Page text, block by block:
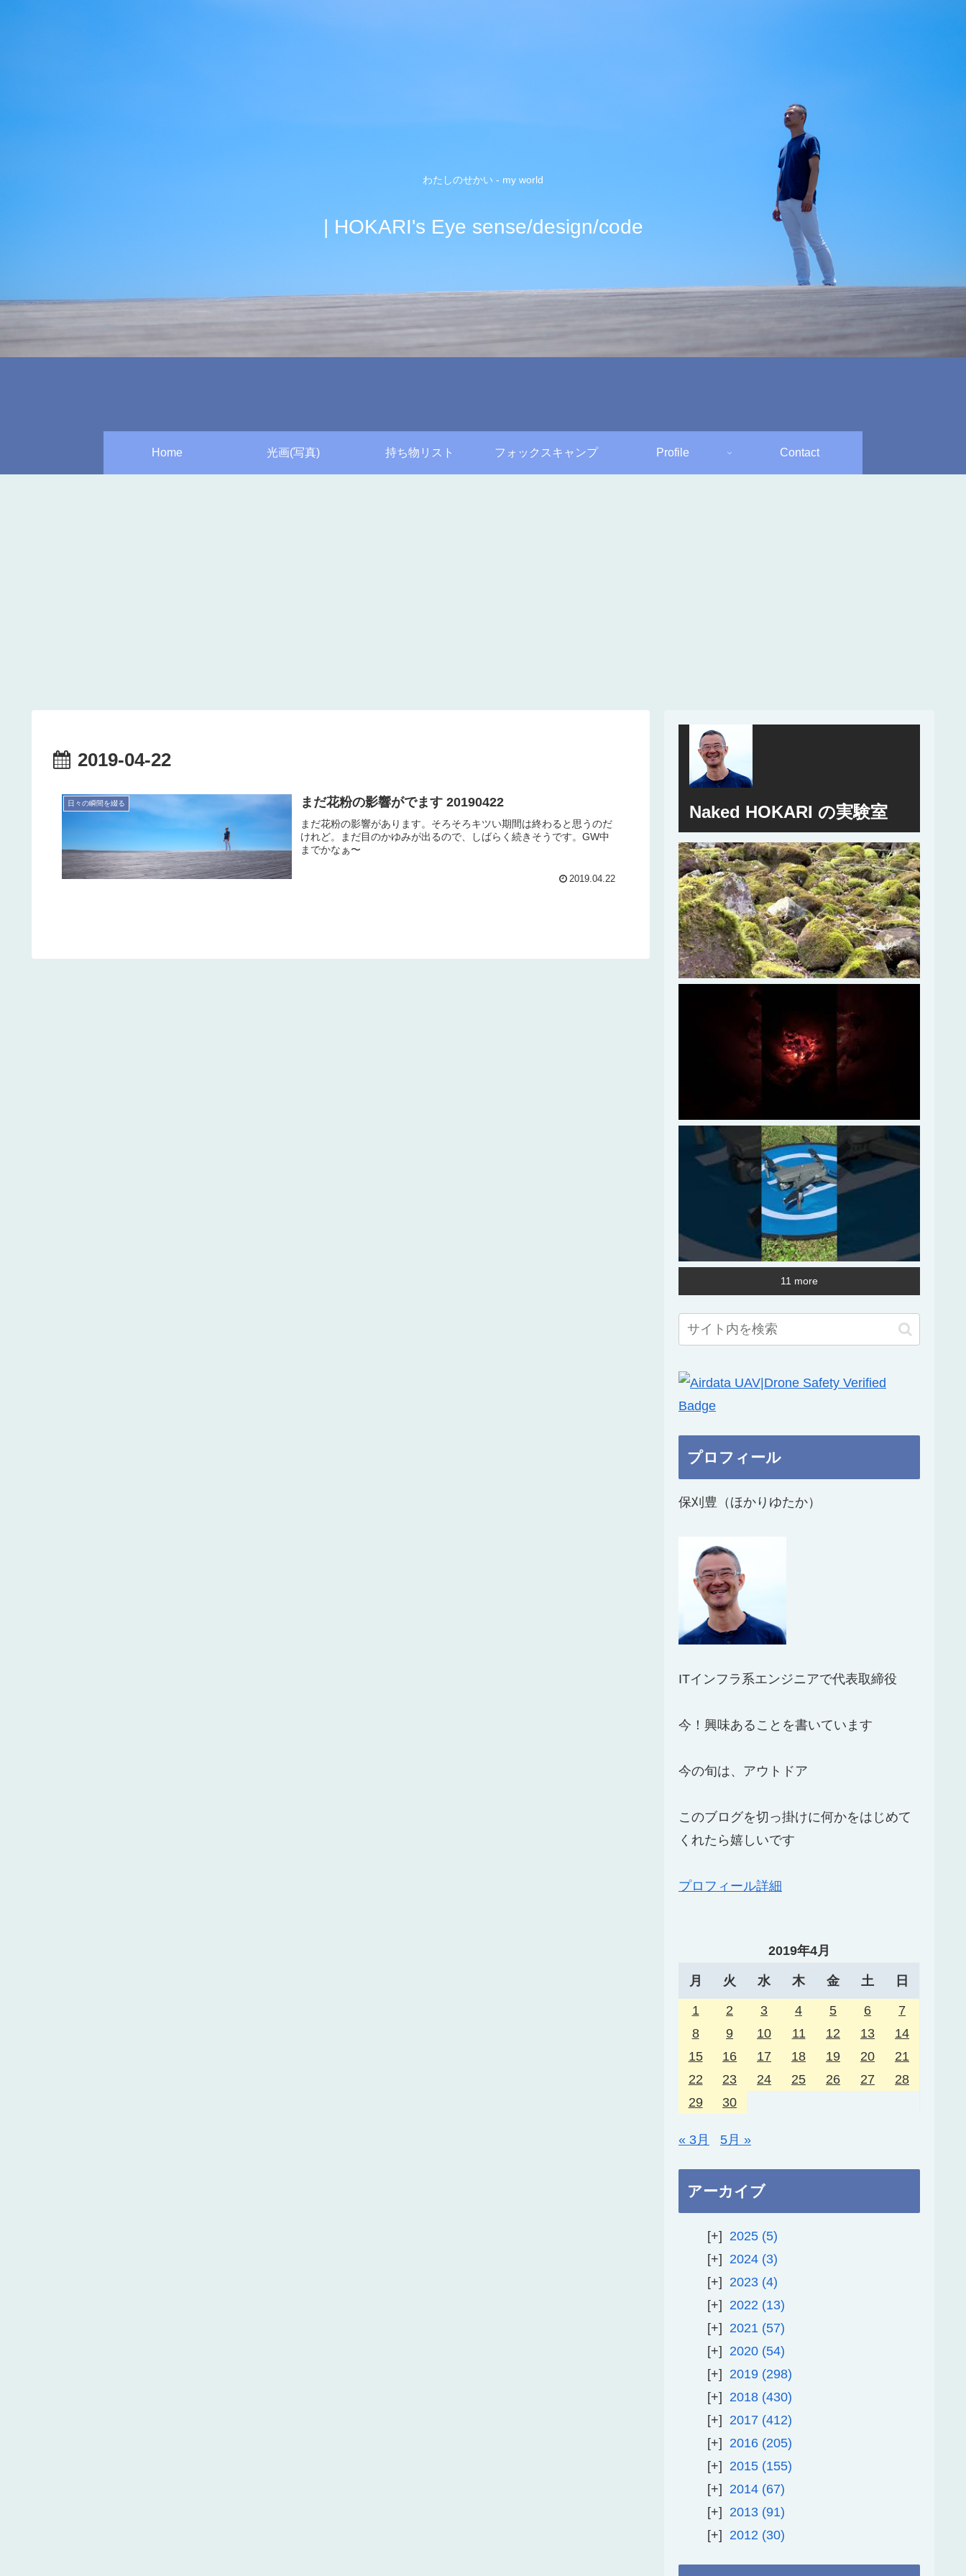
わたしのせかい - my world
| HOKARI's Eye sense/design/code
Home 光画(写真) 持ち物リスト フォックスキャンプ Profile Contact
2019-04-22
日々の瞬間を綴る まだ花粉の影響がでます 20190422
まだ花粉の影響があります。そろそろキツい期間は終わると思うのだ
けれど。まだ目のかゆみが出るので、しばらく続きそうです。GW中
までかなぁ〜
2019.04.22
Naked HOKARI の実験室
11 more
プロフィール
保刈豊（ほかりゆたか）
ITインフラ系エンジニアで代表取締役
今！興味あることを書いています
今の旬は、アウトドア
このブログを切っ掛けに何かをはじめて
くれたら嬉しいです
プロフィール詳細
2019年4月
月 火 水 木 金 土 日
1 2 3 4 5 6
7
8
9 10 11 12 13
14
15
16 17 18 19 20
21
22
23 24 25 26 27
28
29
30
« 3月 5月 »
アーカイブ
2025 5
2024 3
2023 4
2022
13
2021
57
2020 54
2019 298
2018 430
2017 412
2016 205
2015 155
2014 67
2013 91
2012
30